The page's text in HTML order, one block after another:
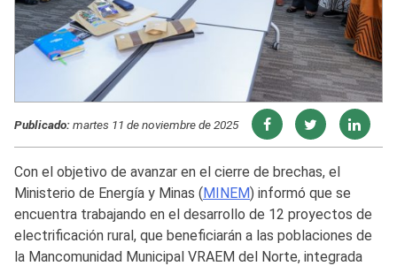
Publicado:martes 11 de noviembre de 2025
Con el objetivo de avanzar en el cierre de brechas, el
Ministerio de Energía y Minas (MINEM) informó que se
encuentra trabajando en el desarrollo de 12 proyectos de
electrificación rural, que beneficiarán a las poblaciones de
la Mancomunidad Municipal VRAEM del Norte, integrada